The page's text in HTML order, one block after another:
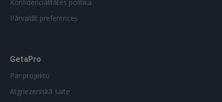
Konfidencialitātes politika
Pārvaldīt preferences
GetaPro
Par projektu
Atgriezeniskā saite